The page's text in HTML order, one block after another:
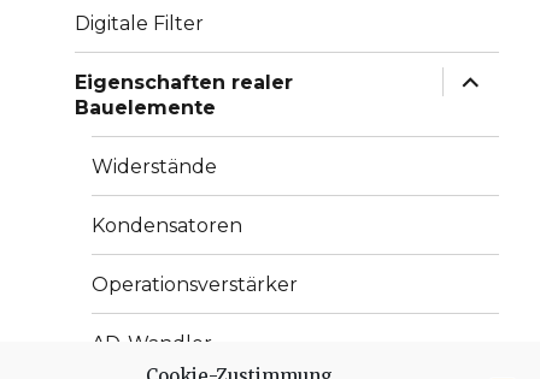
Digitale Filter
Eigenschaften realer
Bauelemente
Widerstände
Kondensatoren
Operationsverstärker
AD-Wandler